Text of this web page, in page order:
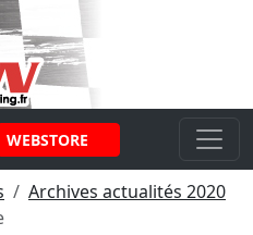
WEBSTORE
Archives actualités 2020